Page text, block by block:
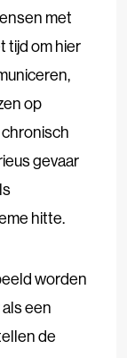
met
tijd om hier
op
gevaar
hitte.
worden
een
de